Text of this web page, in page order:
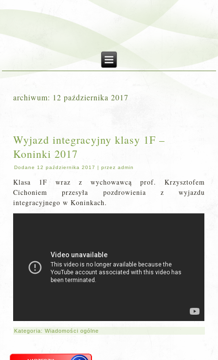
archiwum: 12 października 2017
Wyjazd integracyjny klasy 1F –
Koninki 2017
Dodane 12 października 2017 |przez admin
Klasa 1F wraz z wychowawcą prof. Krzysztofem
Cichoniem przesyła pozdrowienia z wyjazdu
integracyjnego w Koninkach.
Kategoria:Wiadomości ogólne